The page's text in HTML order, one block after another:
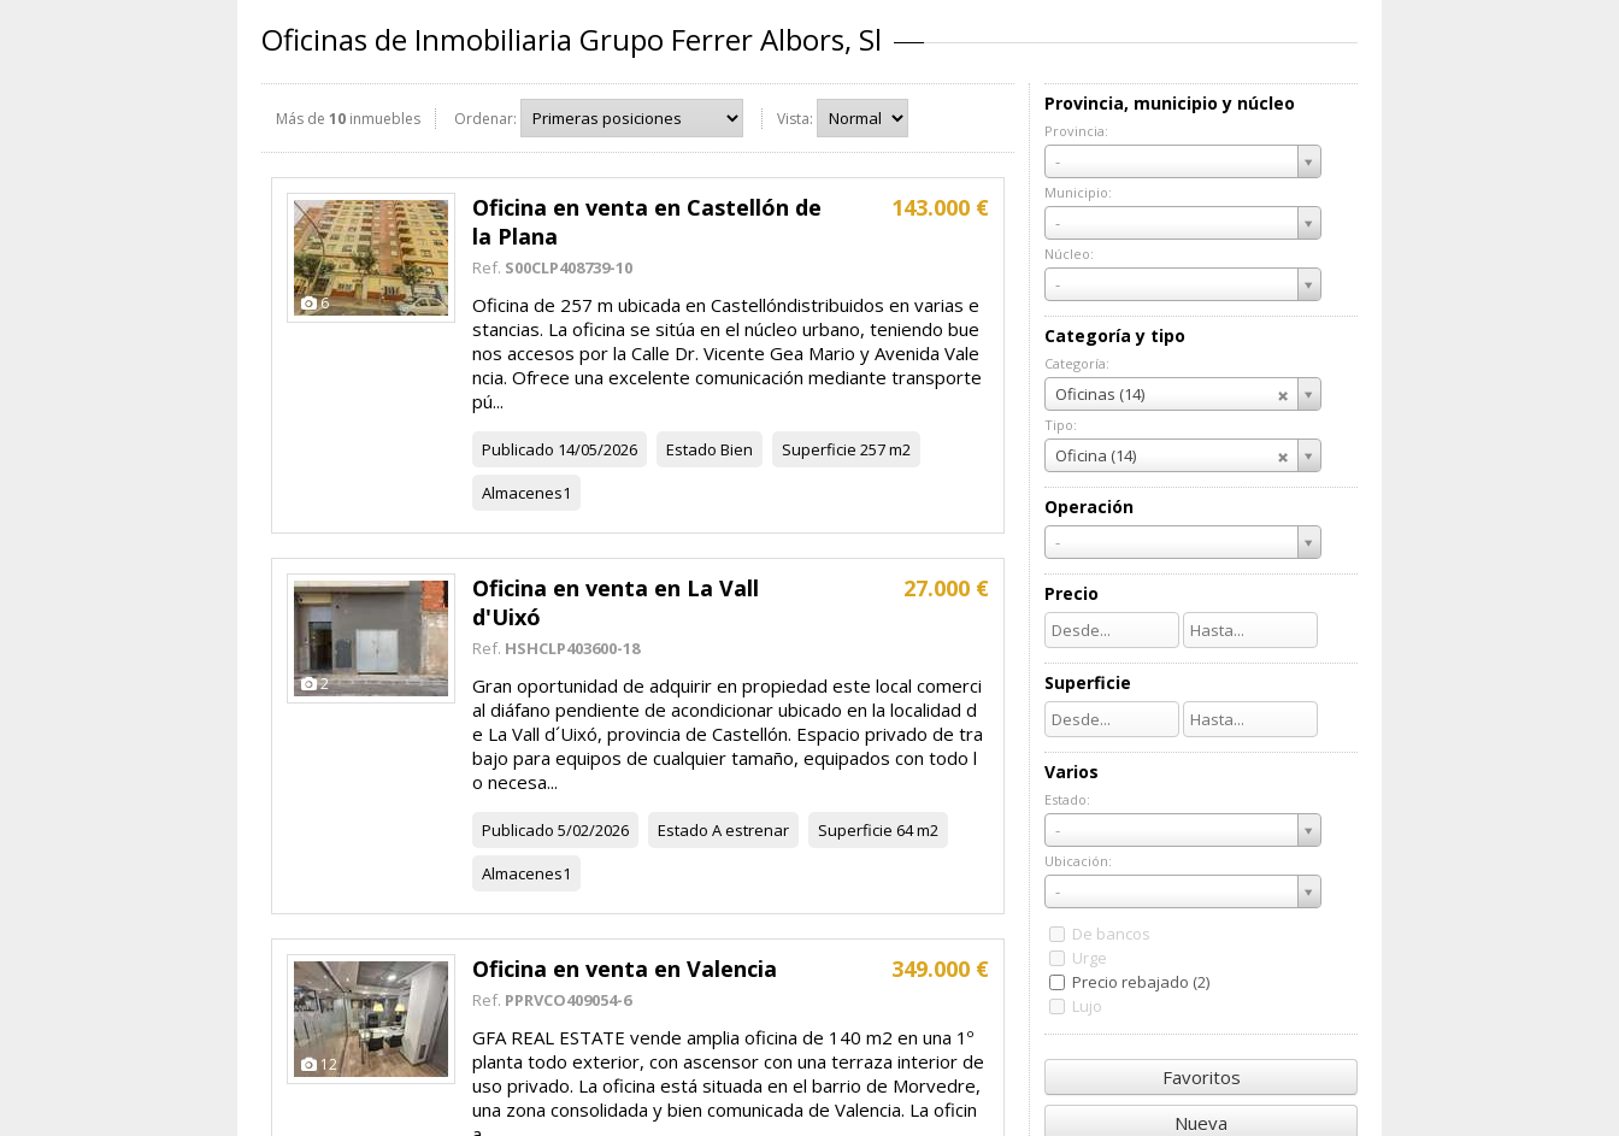
Oficinas de Inmobiliaria Grupo Ferrer Albors, Sl
Provincia, municipio y núcleo
Provincia:
-
Provincia:
Municipio:
-
Municipio:
Núcleo:
-
Núcleo:
Categoría y tipo
Categoría:
Oficinas (14)
Categoría:
Tipo:
Oficina (14)
Tipo:
Operación
-
Precio
Superficie
Varios
Estado:
-
Estado:
Ubicación:
-
Ubicación:
De bancos
Urge
Precio rebajado (2)
Lujo
Favoritos
Nueva
Más de 10 inmuebles Ordenar: Vista:
6
143.000 €
Oficina en venta en Castellón de
la Plana
Ref. S00CLP408739-10
Oficina de 257 m ubicada en Castellóndistribuidos en varias e
stancias. La oficina se sitúa en el núcleo urbano, teniendo bue
nos accesos por la Calle Dr. Vicente Gea Mario y Avenida Vale
ncia. Ofrece una excelente comunicación mediante transporte
pú...
Publicado 14/05/2026 Estado Bien Superficie 257 m2
Almacenes1
2
27.000 €
Oficina en venta en La Vall
d'Uixó
Ref. HSHCLP403600-18
Gran oportunidad de adquirir en propiedad este local comerci
al diáfano pendiente de acondicionar ubicado en la localidad d
e La Vall d´Uixó, provincia de Castellón. Espacio privado de tra
bajo para equipos de cualquier tamaño, equipados con todo l
o necesa...
Publicado 5/02/2026 Estado A estrenar Superficie 64 m2
Almacenes1
12
349.000 €
Oficina en venta en Valencia
Ref. PPRVCO409054-6
GFA REAL ESTATE vende amplia oficina de 140 m2 en una 1º
planta todo exterior, con ascensor con una terraza interior de
uso privado. La oficina está situada en el barrio de Morvedre,
una zona consolidada y bien comunicada de Valencia. La oficin